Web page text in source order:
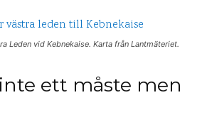
Leden vid Kebnekaise. Karta från Lantmäteriet.
ett måste men